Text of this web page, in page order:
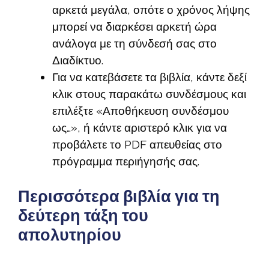
αρκετά μεγάλα, οπότε ο χρόνος λήψης
μπορεί να διαρκέσει αρκετή ώρα
ανάλογα με τη σύνδεσή σας στο
Διαδίκτυο.
Για να κατεβάσετε τα βιβλία, κάντε δεξί
κλικ στους παρακάτω συνδέσμους και
επιλέξτε «Αποθήκευση συνδέσμου
ως…», ή κάντε αριστερό κλικ για να
προβάλετε το PDF απευθείας στο
πρόγραμμα περιήγησής σας.
Περισσότερα βιβλία για τη
δεύτερη τάξη του
απολυτηρίου